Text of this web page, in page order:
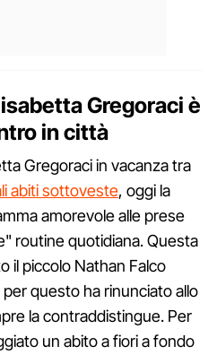
Gregoraci è
in città
Gregoraci in vacanza tra
abiti sottoveste, oggi la
amorevole alle prese
routine quotidiana. Questa
il piccolo Nathan Falco
questo ha rinunciato allo
la contraddistingue. Per
un abito a fiori a fondo